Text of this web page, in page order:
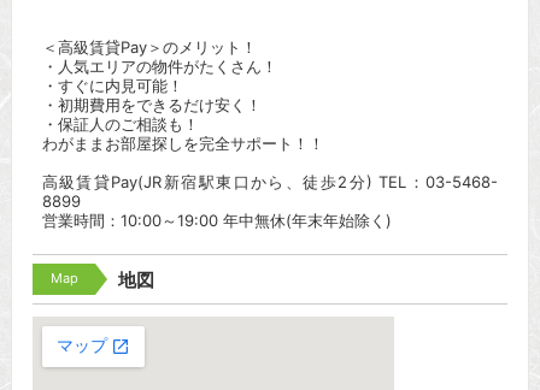
＜高級賃貸Pay＞のメリット！
・人気エリアの物件がたくさん！
・すぐに内見可能！
・初期費用をできるだけ安く！
・保証人のご相談も！
わがままお部屋探しを完全サポート！！
高級賃貸Pay(JR新宿駅東口から、徒歩2分) TEL：03-5468-
8899
営業時間：10:00～19:00 年中無休(年末年始除く)
Map 地図